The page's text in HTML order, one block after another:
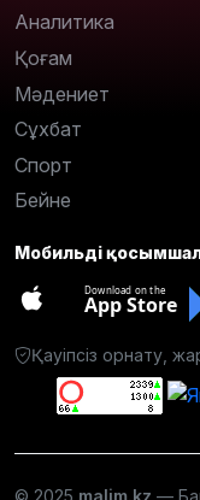
Аналитика
Қоғам
Мәдениет
Сұхбат
Спорт
Бейне
Мобильді
Download on the
App Store
Қауіпсіз орнату,
© 2025 malim.kz —